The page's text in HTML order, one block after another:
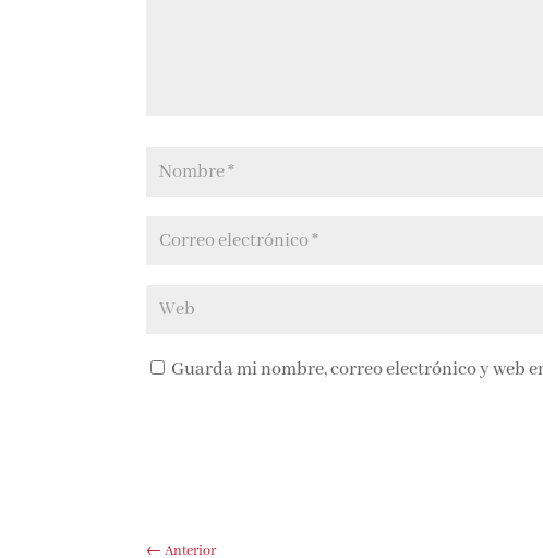
Guarda mi nombre, correo electrónico y web
←Anterior